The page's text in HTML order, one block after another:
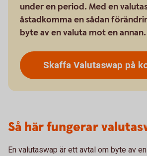
under en period. Med en
åstadkomma en sådan
byte av en valuta mot en annan.
Skaffa Valutaswap på
Så här fungerar
En valutaswap är ett avtal om byte av